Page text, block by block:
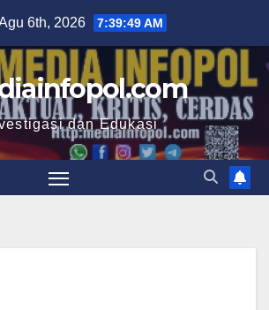
6th, 2026 7:39:50 AM
dan Edukasi